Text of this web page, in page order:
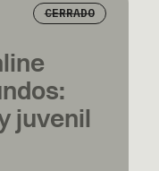
CERRADO
juvenil